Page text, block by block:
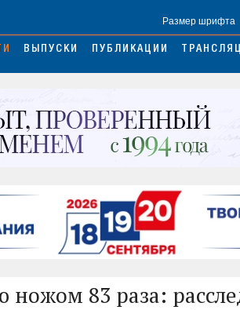
Размер шрифта
ВЫПУСКИ ПУБЛИКАЦИИ
ножом 83 раза: